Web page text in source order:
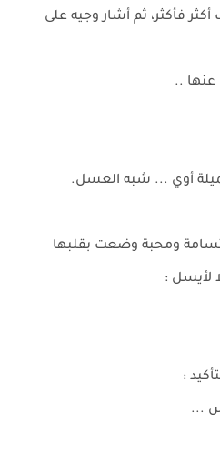
فأكثر، ثم أشار وجيه على
عنها ..
أوي ... شبه العسل.
ومحبة وضعت بقلبها
لأيسل :
:
...